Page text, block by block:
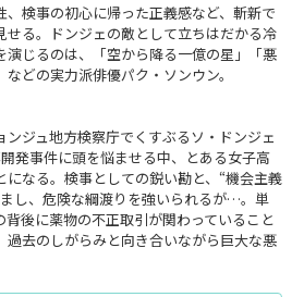
、検事の初心に帰った正義感など、斬新で
せる。ドンジェの敵として立ちはだかる冷
演じるのは、「空から降る一億の星」「悪
どの実力派俳優パク・ソンウン。
ジュ地方検察庁でくすぶるソ・ドンジェ
発事件に頭を悩ませる中、とある女子高
なる。検事としての鋭い勘と、“機会主義
し、危険な綱渡りを強いられるが…。単
後に薬物の不正取引が関わっていること
過去のしがらみと向き合いながら巨大な悪